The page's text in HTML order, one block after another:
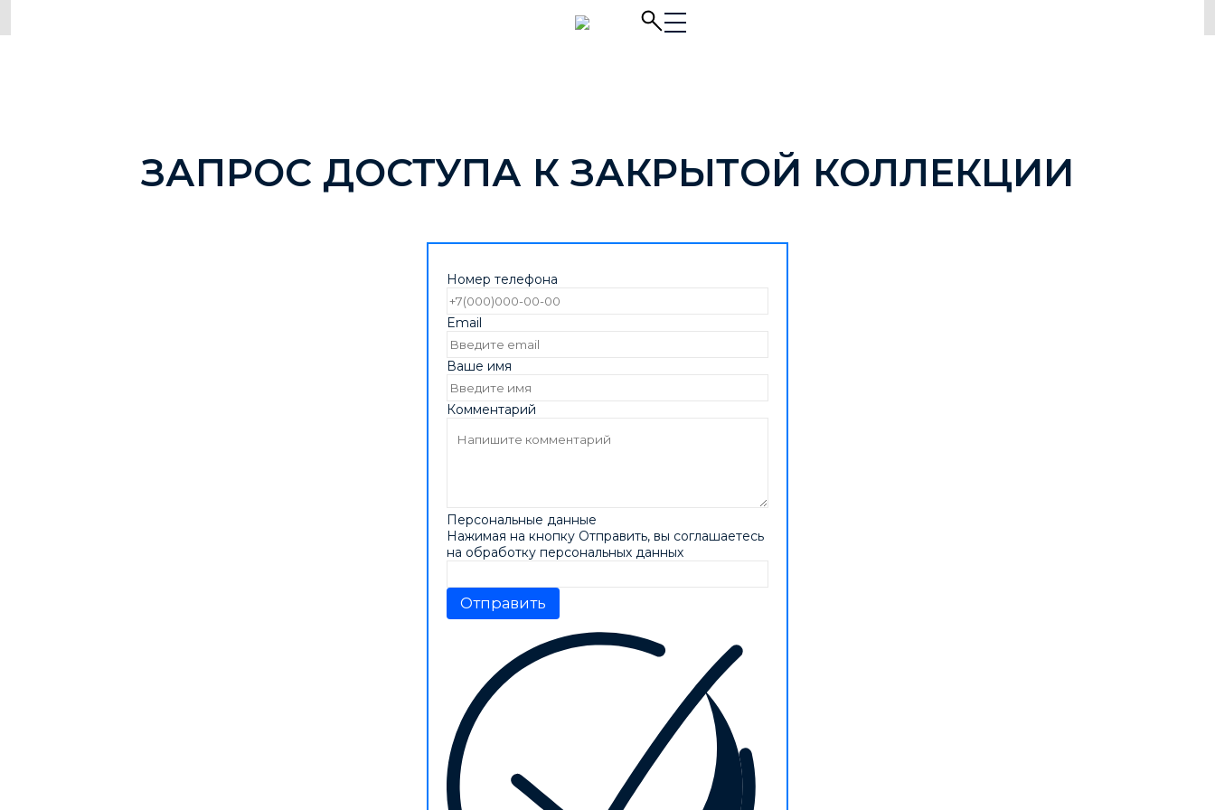
ЗАПРОС ДОСТУПА К ЗАКРЫТОЙ КОЛЛЕКЦИИ
Номер телефона
Email
Ваше имя
Комментарий
Персональные данные
Нажимая на кнопку Отправить, вы соглашаетесь
на обработку персональных данных
Отправить